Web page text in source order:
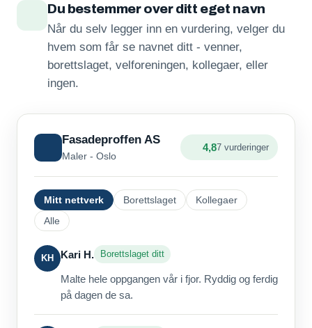
Du bestemmer over ditt eget navn
Når du selv legger inn en vurdering, velger du
hvem som får se navnet ditt - venner,
borettslaget, velforeningen, kollegaer, eller
ingen.
Fasadeproffen AS
Maler - Oslo
4,87 vurderinger
Mitt nettverk Borettslaget
Kollegaer
Alle
KH Kari H. Borettslaget ditt
Malte hele oppgangen vår i fjor. Ryddig og ferdig
på dagen de sa.